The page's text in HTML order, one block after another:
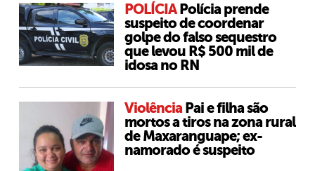
POLÍCIA Polícia prende
suspeito de coordenar
golpe do falso sequestro
que levou R$ 500 mil de
idosa no RN
Violência Pai e filha são
mortos a tiros na zona rural
de Maxaranguape; ex-
namorado é suspeito